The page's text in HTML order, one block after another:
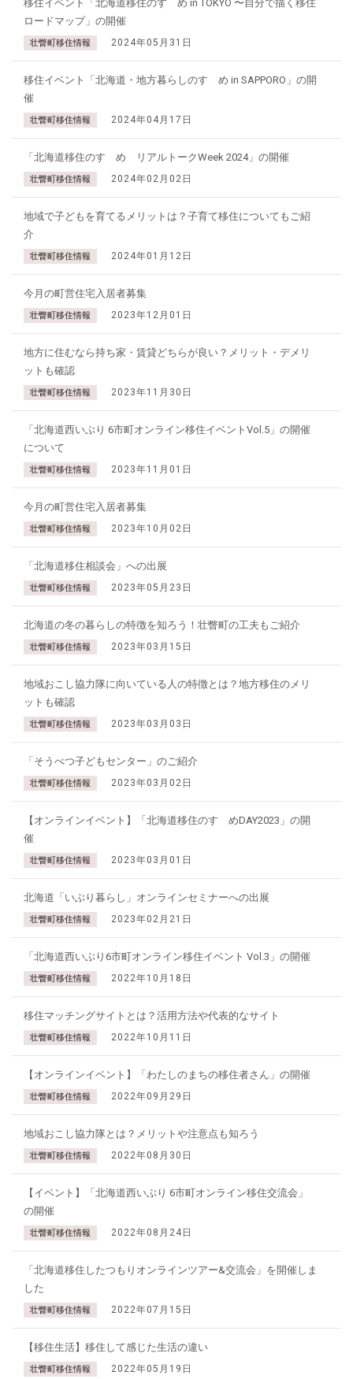
移住イベント「北海道移住のすゝめ in TOKYO 〜自分で描く移住
ロードマップ」の開催
壮瞥町移住情報 2024年05月31日
移住イベント「北海道・地方暮らしのすゝめ in SAPPORO」の開
催
壮瞥町移住情報 2024年04月17日
「北海道移住のすゝめ リアルトークWeek 2024」の開催
壮瞥町移住情報 2024年02月02日
地域で子どもを育てるメリットは？子育て移住についてもご紹
介
壮瞥町移住情報 2024年01月12日
今月の町営住宅入居者募集
壮瞥町移住情報 2023年12月01日
地方に住むなら持ち家・賃貸どちらが良い？メリット・デメリ
ットも確認
壮瞥町移住情報 2023年11月30日
「北海道西いぶり 6市町オンライン移住イベントVol.5」の開催
について
壮瞥町移住情報 2023年11月01日
今月の町営住宅入居者募集
壮瞥町移住情報 2023年10月02日
「北海道移住相談会」への出展
壮瞥町移住情報 2023年05月23日
北海道の冬の暮らしの特徴を知ろう！壮瞥町の工夫もご紹介
壮瞥町移住情報 2023年03月15日
地域おこし協力隊に向いている人の特徴とは？地方移住のメリ
ットも確認
壮瞥町移住情報 2023年03月03日
「そうべつ子どもセンター」のご紹介
壮瞥町移住情報 2023年03月02日
【オンラインイベント】「北海道移住のすゝめDAY2023」の開
催
壮瞥町移住情報 2023年03月01日
北海道「いぶり暮らし」オンラインセミナーへの出展
壮瞥町移住情報 2023年02月21日
「北海道西いぶり6市町オンライン移住イベント Vol.3」の開催
壮瞥町移住情報 2022年10月18日
移住マッチングサイトとは？活用方法や代表的なサイト
壮瞥町移住情報 2022年10月11日
【オンラインイベント】「わたしのまちの移住者さん」の開催
壮瞥町移住情報 2022年09月29日
地域おこし協力隊とは？メリットや注意点も知ろう
壮瞥町移住情報 2022年08月30日
【イベント】「北海道西いぶり 6市町オンライン移住交流会」
の開催
壮瞥町移住情報 2022年08月24日
「北海道移住したつもりオンラインツアー&交流会」を開催しま
した
壮瞥町移住情報 2022年07月15日
【移住生活】移住して感じた生活の違い
壮瞥町移住情報 2022年05月19日